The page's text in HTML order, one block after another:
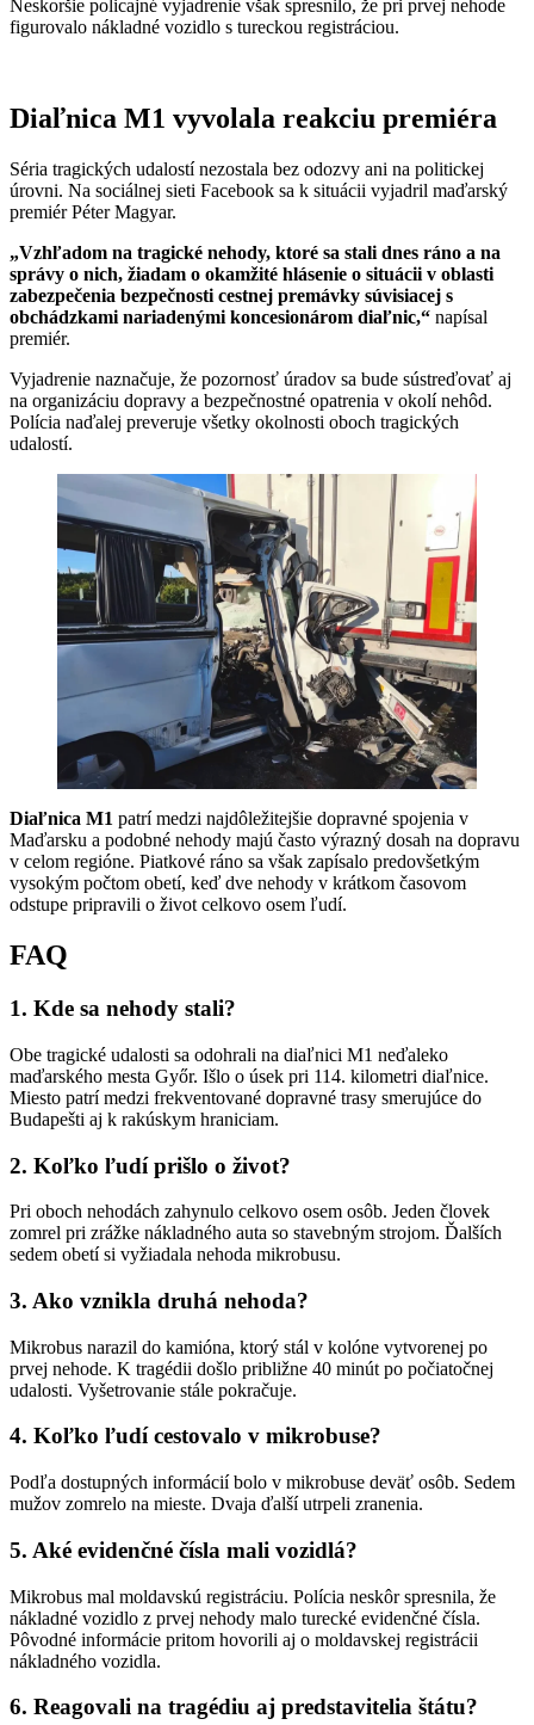
Neskoršie policajné vyjadrenie však spresnilo, že pri prvej nehode
figurovalo nákladné vozidlo s tureckou registráciou.
Diaľnica M1 vyvolala reakciu premiéra
Séria tragických udalostí nezostala bez odozvy ani na politickej
úrovni. Na sociálnej sieti Facebook sa k situácii vyjadril maďarský
premiér Péter Magyar.
„Vzhľadom na tragické nehody, ktoré sa stali dnes ráno a na
správy o nich, žiadam o okamžité hlásenie o situácii v oblasti
zabezpečenia bezpečnosti cestnej premávky súvisiacej s
obchádzkami nariadenými koncesionárom diaľnic,“ napísal
premiér.
Vyjadrenie naznačuje, že pozornosť úradov sa bude sústreďovať aj
na organizáciu dopravy a bezpečnostné opatrenia v okolí nehôd.
Polícia naďalej preveruje všetky okolnosti oboch tragických
udalostí.
Diaľnica M1 patrí medzi najdôležitejšie dopravné spojenia v
Maďarsku a podobné nehody majú často výrazný dosah na dopravu
v celom regióne. Piatkové ráno sa však zapísalo predovšetkým
vysokým počtom obetí, keď dve nehody v krátkom časovom
odstupe pripravili o život celkovo osem ľudí.
FAQ
1. Kde sa nehody stali?
Obe tragické udalosti sa odohrali na diaľnici M1 neďaleko
maďarského mesta Győr. Išlo o úsek pri 114. kilometri diaľnice.
Miesto patrí medzi frekventované dopravné trasy smerujúce do
Budapešti aj k rakúskym hraniciam.
2. Koľko ľudí prišlo o život?
Pri oboch nehodách zahynulo celkovo osem osôb. Jeden človek
zomrel pri zrážke nákladného auta so stavebným strojom. Ďalších
sedem obetí si vyžiadala nehoda mikrobusu.
3. Ako vznikla druhá nehoda?
Mikrobus narazil do kamióna, ktorý stál v kolóne vytvorenej po
prvej nehode. K tragédii došlo približne 40 minút po počiatočnej
udalosti. Vyšetrovanie stále pokračuje.
4. Koľko ľudí cestovalo v mikrobuse?
Podľa dostupných informácií bolo v mikrobuse deväť osôb. Sedem
mužov zomrelo na mieste. Dvaja ďalší utrpeli zranenia.
5. Aké evidenčné čísla mali vozidlá?
Mikrobus mal moldavskú registráciu. Polícia neskôr spresnila, že
nákladné vozidlo z prvej nehody malo turecké evidenčné čísla.
Pôvodné informácie pritom hovorili aj o moldavskej registrácii
nákladného vozidla.
6. Reagovali na tragédiu aj predstavitelia štátu?